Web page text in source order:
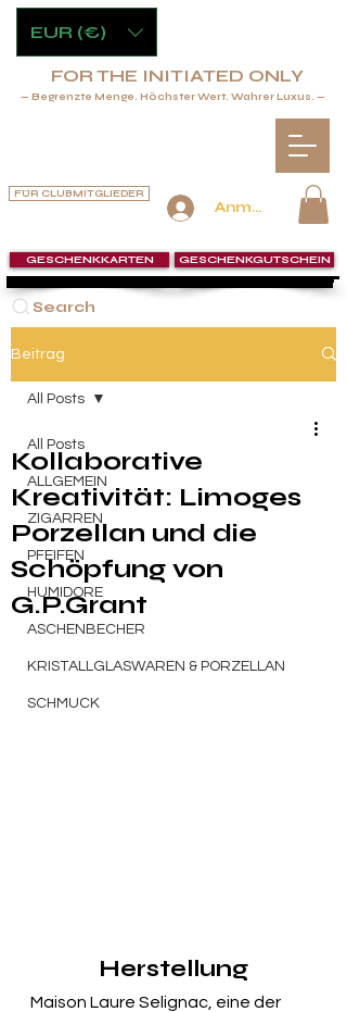
Anmelden
FÜR CLUBMITGLIEDER
Search
GESCHENKKARTEN GESCHENKGUTSCHEIN
FOR THE INITIATED ONLY
— Begrenzte Menge. Höchster Wert. Wahrer Luxus. —
EUR (€)
Beitrag
All Posts
ALLGEMEIN
ZIGARREN
PFEIFEN
HUMIDORE
ASCHENBECHER
KRISTALLGLASWAREN & PORZELLAN
SCHMUCK
All Posts
Kollaborative
Kreativität: Limoges
Porzellan und die
Schöpfung von
G.P.Grant
Herstellung
Maison Laure Selignac, eine der